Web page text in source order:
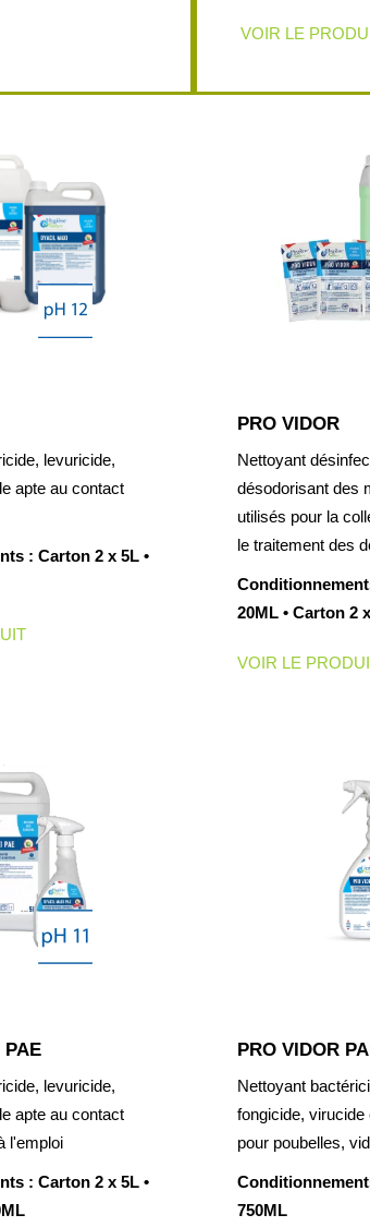
VOIR LE
levuricide,
apte au contact
: Carton 2 x 5L •
PRO VIDOR
Nettoyant
désodorisant des
utilisés pour la
le traitement des
20ML • Carton 2
VOIR LE
PAE
levuricide,
apte au contact
l'emploi
: Carton 2 x 5L •
PRO VIDOR
Nettoyant
fongicide,
pour poubelles,
750ML